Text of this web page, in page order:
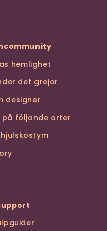
hemlighet
det grejor
designer
på följande orter